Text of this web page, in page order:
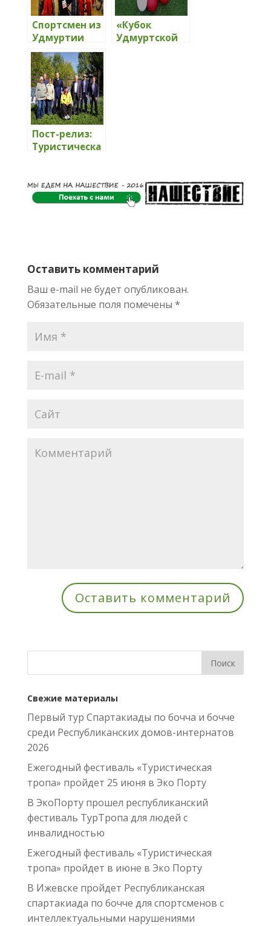
Спортсмен из
Удмуртии
стал лучшим
боччистом
России
«Кубок
Удмуртской
Пост-релиз:
Туристическа
инвалидност
ью в СК
Оставить комментарий
Ваш e-mail не будет опубликован.
Обязательные поля помечены *
Свежие материалы
Первый тур Спартакиады по бочча и бочче
среди Республиканских домов-интернатов
2026
Ежегодный фестиваль «Туристическая
тропа» пройдет 25 июня в Эко Порту
В ЭкоПорту прошел республиканский
фестиваль ТурТропа для людей с
инвалидностью
Ежегодный фестиваль «Туристическая
тропа» пройдет в июне в Эко Порту
В Ижевске пройдет Республиканская
спартакиада по бочче для спортсменов с
интеллектуальными нарушениями